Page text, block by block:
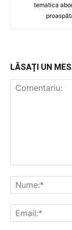
tematica
LĂSAȚI UN